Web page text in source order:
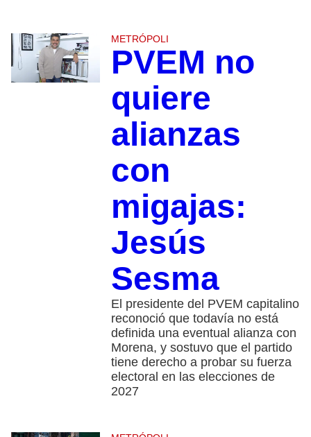
METRÓPOLI
PVEM no
quiere
alianzas
con
migajas:
Jesús
Sesma
El presidente del PVEM capitalino
reconoció que todavía no está
definida una eventual alianza con
Morena, y sostuvo que el partido
tiene derecho a probar su fuerza
electoral en las elecciones de
2027